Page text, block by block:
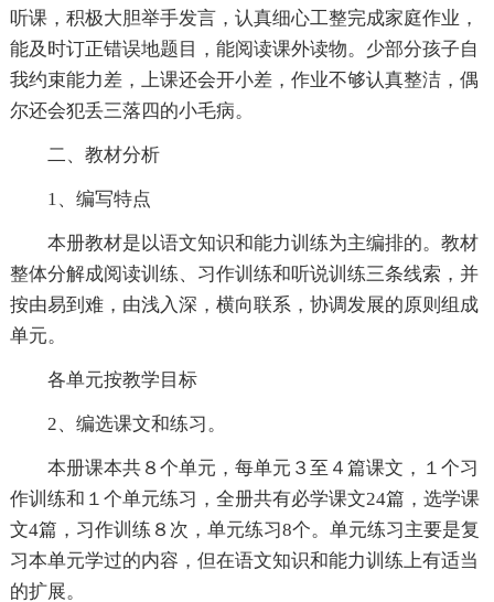
听课，积极大胆举手发言，认真细心工整完成家庭作业，
能及时订正错误地题目，能阅读课外读物。少部分孩子自
我约束能力差，上课还会开小差，作业不够认真整洁，偶
尔还会犯丢三落四的小毛病。
二、教材分析
1、编写特点
本册教材是以语文知识和能力训练为主编排的。教材
整体分解成阅读训练、习作训练和听说训练三条线索，并
按由易到难，由浅入深，横向联系，协调发展的原则组成
单元。
各单元按教学目标
2、编选课文和练习。
本册课本共８个单元，每单元３至４篇课文，１个习
作训练和１个单元练习，全册共有必学课文24篇，选学课
文4篇，习作训练８次，单元练习8个。单元练习主要是复
习本单元学过的内容，但在语文知识和能力训练上有适当
的扩展。